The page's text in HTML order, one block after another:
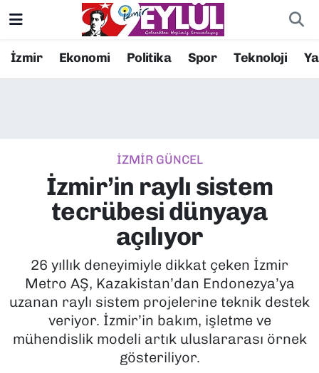
İzmir Ekonomi Politika Spor Teknoloji
İZMİR GÜNCEL
İzmir’in raylı sistem
tecrübesi dünyaya
açılıyor
26 yıllık deneyimiyle dikkat çeken İzmir
Metro AŞ, Kazakistan’dan Endonezya’ya
uzanan raylı sistem projelerine teknik destek
veriyor. İzmir’in bakım, işletme ve
mühendislik modeli artık uluslararası örnek
gösteriliyor.
Resmi İlanlar
EKONOMİ
KÜLTÜR SANAT
MAGAZİN
POLİTİKA
SAĞLIK
Konak Nöbetçi Eczaneler
Süper Lig Puan Durumu ve Fikstür
Tüm Manşetler
Son Dakika Haberleri
Haber Arşivi